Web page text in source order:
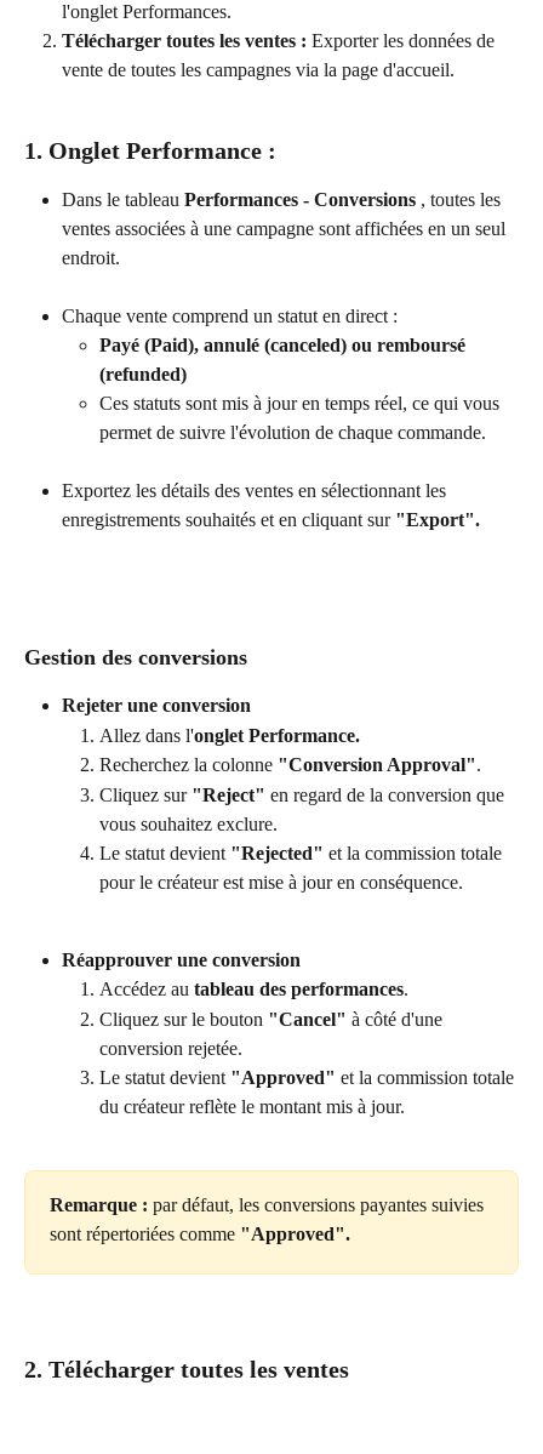
l'onglet Performances.
Télécharger toutes les ventes : Exporter les données de
vente de toutes les campagnes via la page d'accueil.
1. Onglet Performance :
Dans le tableau Performances - Conversions , toutes les
ventes associées à une campagne sont affichées en un seul
endroit.
Chaque vente comprend un statut en direct :
Payé (Paid), annulé (canceled) ou remboursé
(refunded)
Ces statuts sont mis à jour en temps réel, ce qui vous
permet de suivre l'évolution de chaque commande.
Exportez les détails des ventes en sélectionnant les
enregistrements souhaités et en cliquant sur "Export".
Gestion des conversions
Rejeter une conversion
Allez dans l'onglet Performance.
Recherchez la colonne "Conversion Approval".
Cliquez sur "Reject" en regard de la conversion que
vous souhaitez exclure.
Le statut devient "Rejected" et la commission totale
pour le créateur est mise à jour en conséquence.
Réapprouver une conversion
Accédez au tableau des performances.
Cliquez sur le bouton "Cancel" à côté d'une
conversion rejetée.
Le statut devient "Approved" et la commission totale
du créateur reflète le montant mis à jour.
Remarque : par défaut, les conversions payantes suivies
sont répertoriées comme "Approved".
2. Télécharger toutes les ventes